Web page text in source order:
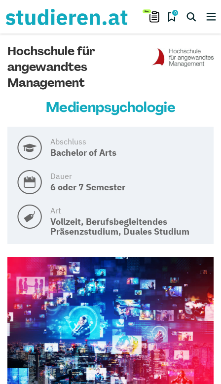
0
Hochschule für
angewandtes
Management
Medienpsychologie
Abschluss
Bachelor of Arts
Dauer
6 oder 7 Semester
Art
Vollzeit, Berufsbegleitendes
Präsenzstudium, Duales Studium